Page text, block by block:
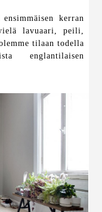
kerran
lavuaari, peili,
tilaan todella
englantilaisen